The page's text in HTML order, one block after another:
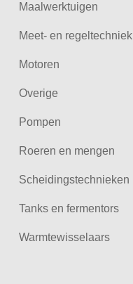
Maalwerktuigen
Meet- en regeltechniek
Motoren
Overige
Pompen
Roeren en mengen
Scheidingstechnieken
Tanks en fermentors
Warmtewisselaars